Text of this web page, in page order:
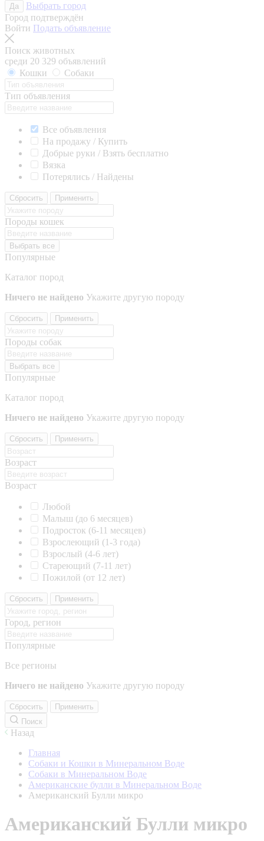
Да
Выбрать город
Город подтверждён
Войти Подать объявление
Поиск животных
среди 20 329 объявлений
Кошки
Собаки
Тип объявления
Все объявления
На продажу / Купить
Добрые руки / Взять бесплатно
Вязка
Потерялись / Найдены
Сбросить Применить
Породы кошек
Выбрать все
Популярные
Каталог пород
Ничего не найдено Укажите другую породу
Сбросить Применить
Породы собак
Выбрать все
Популярные
Каталог пород
Ничего не найдено Укажите другую породу
Сбросить Применить
Возраст
Возраст
Любой
Малыш (до 6 месяцев)
Подросток (6-11 месяцев)
Взрослеющий (1-3 года)
Взрослый (4-6 лет)
Стареющий (7-11 лет)
Пожилой (от 12 лет)
Сбросить Применить
Город, регион
Популярные
Все регионы
Ничего не найдено Укажите другую породу
Сбросить
Применить
Поиск
Назад
Главная
Собаки и Кошки в Минеральном Воде
Собаки в Минеральном Воде
Американские булли в Минеральном Воде
Американский Булли микро
Американский Булли микро